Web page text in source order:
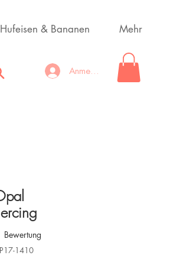
Hufeisen & Bananen Mehr
Anmelden
von fünf Sternen, basierend auf 1
1410